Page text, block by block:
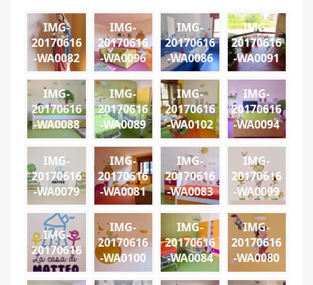
IMG-
20170616
-WA0082
IMG-
20170616
-WA0096
IMG-
20170616
-WA0086
IMG-
20170616
-WA0091
IMG-
20170616
-WA0088
IMG-
20170616
-WA0089
IMG-
20170616
-WA0102
IMG-
20170616
-WA0094
IMG-
20170616
-WA0079
IMG-
20170616
-WA0081
IMG-
20170616
-WA0083
IMG-
20170616
-WA0099
IMG-
20170616
IMG-
20170616
-WA0100
IMG-
20170616
-WA0084
IMG-
20170616
-WA0080